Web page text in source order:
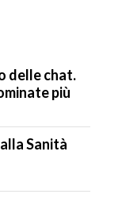
delle chat.
più
Sanità